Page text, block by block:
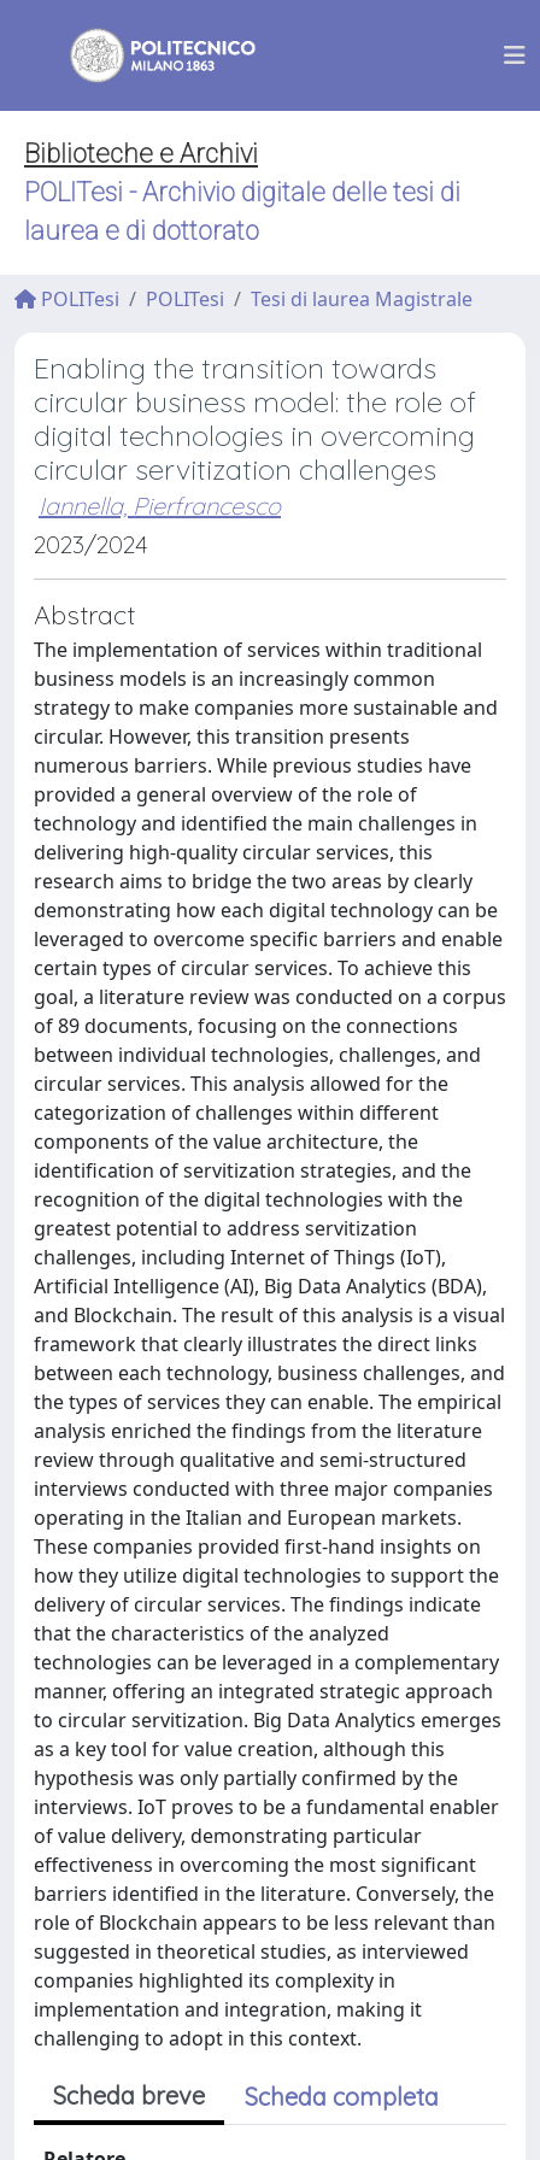
Biblioteche e Archivi
POLITesi - Archivio digitale delle tesi di
laurea e di dottorato
POLITesi POLITesi Tesi di laurea Magistrale
Enabling the transition towards
circular business model: the role of
digital technologies in overcoming
circular servitization challenges
Iannella, Pierfrancesco
2023/2024
Abstract
The implementation of services within traditional
business models is an increasingly common
strategy to make companies more sustainable and
circular. However, this transition presents
numerous barriers. While previous studies have
provided a general overview of the role of
technology and identified the main challenges in
delivering high-quality circular services, this
research aims to bridge the two areas by clearly
demonstrating how each digital technology can be
leveraged to overcome specific barriers and enable
certain types of circular services. To achieve this
goal, a literature review was conducted on a corpus
of 89 documents, focusing on the connections
between individual technologies, challenges, and
circular services. This analysis allowed for the
categorization of challenges within different
components of the value architecture, the
identification of servitization strategies, and the
recognition of the digital technologies with the
greatest potential to address servitization
challenges, including Internet of Things (IoT),
Artificial Intelligence (AI), Big Data Analytics (BDA),
and Blockchain. The result of this analysis is a visual
framework that clearly illustrates the direct links
between each technology, business challenges, and
the types of services they can enable. The empirical
analysis enriched the findings from the literature
review through qualitative and semi-structured
interviews conducted with three major companies
operating in the Italian and European markets.
These companies provided first-hand insights on
how they utilize digital technologies to support the
delivery of circular services. The findings indicate
that the characteristics of the analyzed
technologies can be leveraged in a complementary
manner, offering an integrated strategic approach
to circular servitization. Big Data Analytics emerges
as a key tool for value creation, although this
hypothesis was only partially confirmed by the
interviews. IoT proves to be a fundamental enabler
of value delivery, demonstrating particular
effectiveness in overcoming the most significant
barriers identified in the literature. Conversely, the
role of Blockchain appears to be less relevant than
suggested in theoretical studies, as interviewed
companies highlighted its complexity in
implementation and integration, making it
challenging to adopt in this context.
Scheda breve Scheda completa